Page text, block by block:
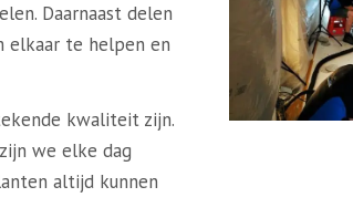
Daarnaast delen
elkaar te helpen en
kwaliteit zijn.
we elke dag
altijd kunnen